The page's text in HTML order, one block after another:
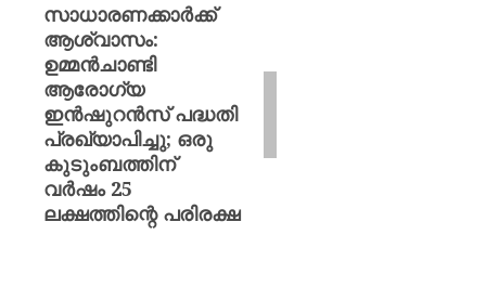
സാധാരണക്കാര്‍ക്ക്
ആശ്വാസം:
ഉമ്മൻചാണ്ടി
ആരോഗ്യ
ഇൻഷുറൻസ് പദ്ധതി
പ്രഖ്യാപിച്ചു; ഒരു
കുടുംബത്തിന്
വർഷം 25
ലക്ഷത്തിന്റെ പരിരക്ഷ